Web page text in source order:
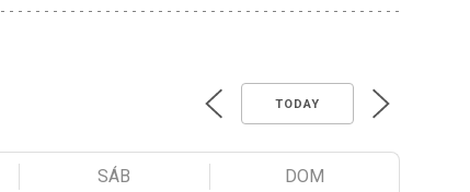
TODAY
SÁB DOM